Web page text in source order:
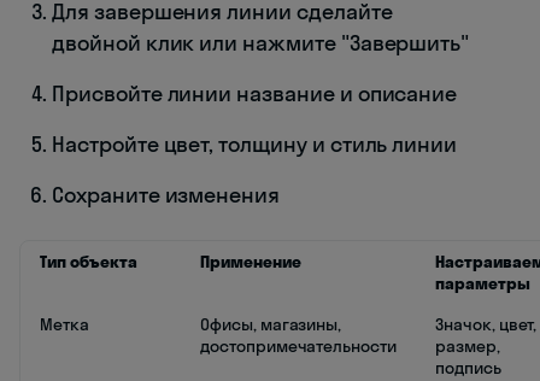
Для завершения линии сделайте
двойной клик или нажмите "Завершить"
Присвойте линии название и описание
Настройте цвет, толщину и стиль линии
Сохраните изменения
Тип объекта Применение
параметры
Метка
Офисы, магазины,
достопримечательности
Значок, цвет,
размер,
подпись